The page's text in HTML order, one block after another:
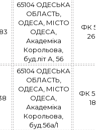
65104 ОДЕСЬКА
ОБЛАСТЬ,
ОДЕСА, МІСТО
ОДЕСА,
Академіка
Корольова,
буд.літ А, 56
ФК
65104 ОДЕСЬКА
ОБЛАСТЬ,
ОДЕСА, МІСТО
ОДЕСА,
Академіка
Корольова,
буд.56а/1
ФК